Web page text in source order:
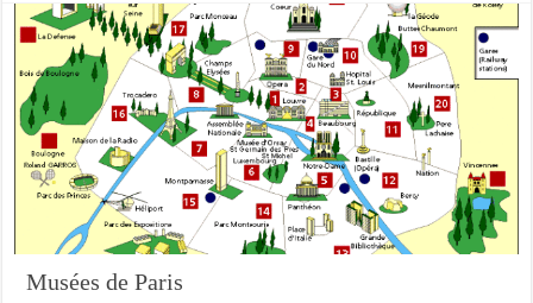
Musées de Paris